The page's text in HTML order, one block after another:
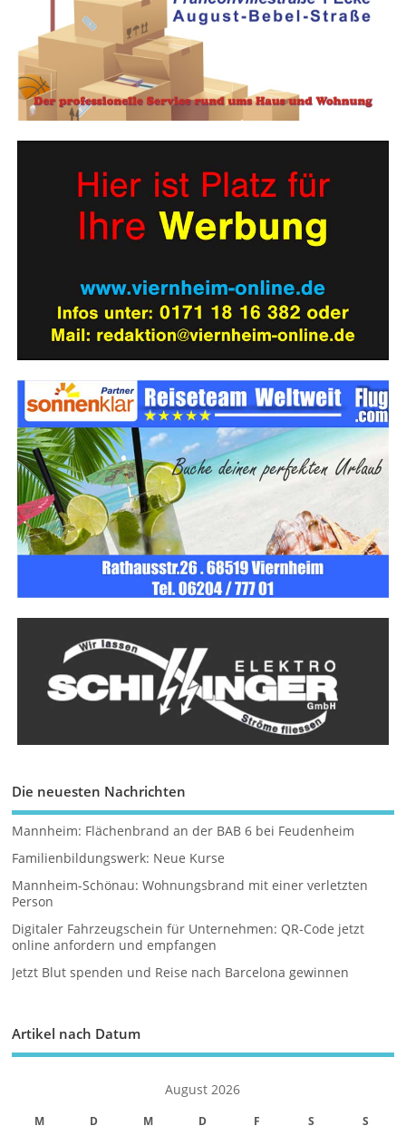
Die neuesten Nachrichten
Mannheim: Flächenbrand an der BAB 6 bei Feudenheim
Familienbildungswerk: Neue Kurse
Mannheim-Schönau: Wohnungsbrand mit einer verletzten
Person
Digitaler Fahrzeugschein für Unternehmen: QR-Code jetzt
online anfordern und empfangen
Jetzt Blut spenden und Reise nach Barcelona gewinnen
Artikel nach Datum
August 2026
M D M D F S S